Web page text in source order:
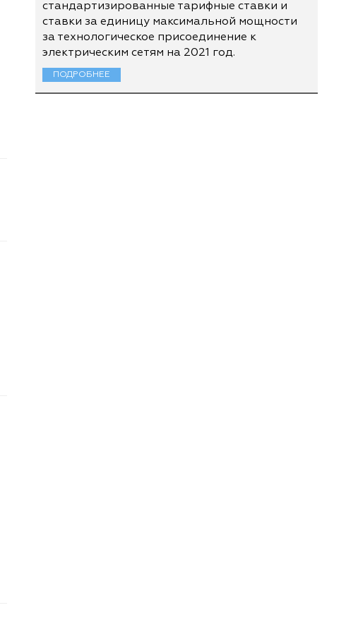
стандартизированные тарифные ставки и
ставки за единицу максимальной мощности
за технологическое присоединение к
электрическим сетям на 2021 год.
ПОДРОБНЕЕ